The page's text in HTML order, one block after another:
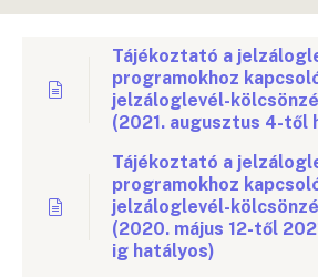
Tájékoztató a
programokhoz
jelzáloglevél-
(2021. augusztus 4-től
Tájékoztató a
programokhoz
jelzáloglevél-
(2020. május 12-től
ig hatályos)